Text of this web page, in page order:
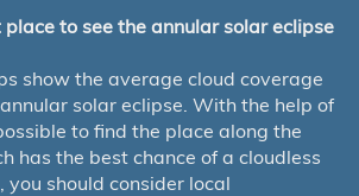
to see the annular solar eclipse
show the average cloud coverage
solar eclipse. With the help of
to find the place along the
has the best chance of a cloudless
you should consider local